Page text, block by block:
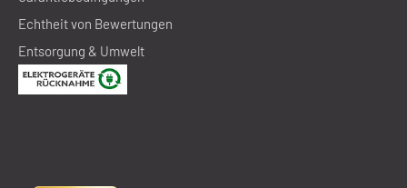
Echtheit von Bewertungen
Entsorgung & Umwelt